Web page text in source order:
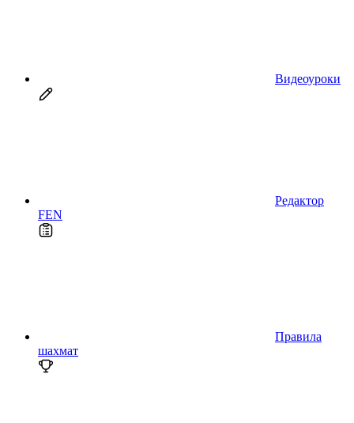
Видеоуроки
Редактор
FEN
Правила
шахмат